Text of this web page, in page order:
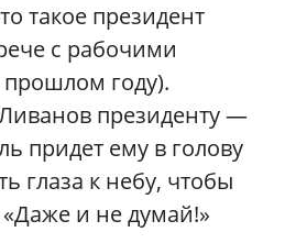
такое президент
с рабочими
году).
президенту —
придет ему в голову
глаза к небу, чтобы
и не думай!»